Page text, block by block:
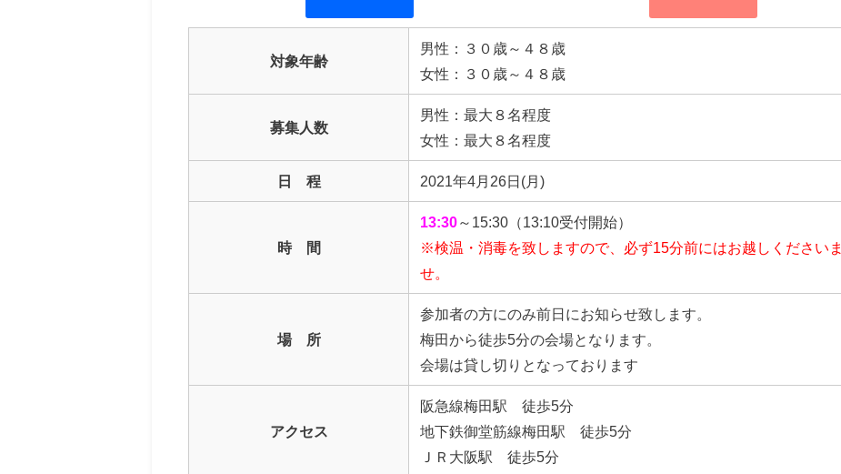
対象年齢
男性：３０歳～４８歳
女性：３０歳～４８歳
募集人数
男性：最大８名程度
女性：最大８名程度
日 程 2021年4月26日(月)
時 間
13:30～15:30（13:10受付開始）
※検温・消毒を致しますので、必ず15分前にはお越しくださいま
せ。
場 所
参加者の方にのみ前日にお知らせ致します。
梅田から徒歩5分の会場となります。
会場は貸し切りとなっております
アクセス
阪急線梅田駅 徒歩5分
地下鉄御堂筋線梅田駅 徒歩5分
ＪＲ大阪駅 徒歩5分